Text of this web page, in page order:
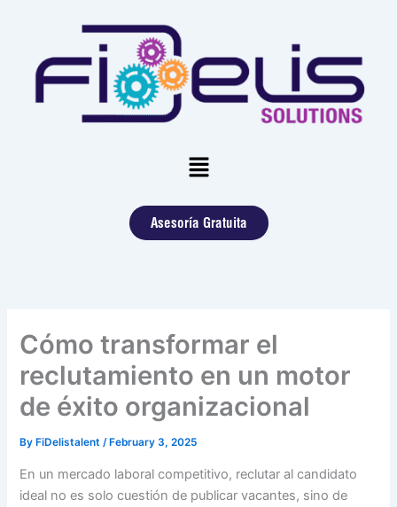
Menu
Asesoría Gratuita
Cómo transformar el
reclutamiento en un motor
de éxito organizacional
By FiDelistalent/ February 3, 2025
En un mercado laboral competitivo, reclutar al candidato
ideal no es solo cuestión de publicar vacantes, sino de